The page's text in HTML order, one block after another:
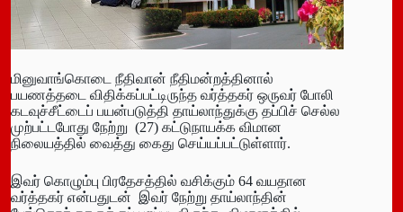
மினுவாங்கொடை நீதிவான் நீதிமன்றத்தினால்
பயணத்தடை விதிக்கப்பட்டிருந்த வர்த்தகர் ஒருவர் போலி
கடவுச்சீட்டைப் பயன்படுத்தி தாய்லாந்துக்கு தப்பிச் செல்ல
முற்பட்டபோது நேற்று (27) கட்டுநாயக்க விமான
நிலையத்தில் வைத்து கைது செய்யப்பட்டுள்ளார்.
இவர் கொழும்பு பிரதேசத்தில் வசிக்கும் 64 வயதான
வர்த்தகர் என்பதுடன் இவர் நேற்று தாய்லாந்தின்